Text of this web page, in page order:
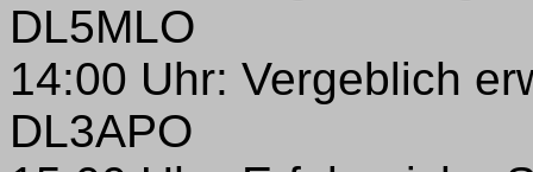
DL5MLO
14:00 Uhr: Vergeblich
DL3APO